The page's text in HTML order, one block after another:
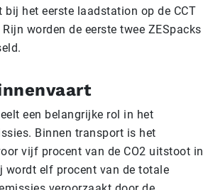
bij het eerste laadstation op de CCT
worden de eerste twee ZESpacks
een belangrijke rol in het
Binnen transport is het
vijf procent van de CO2 uitstoot in
wordt elf procent van de totale